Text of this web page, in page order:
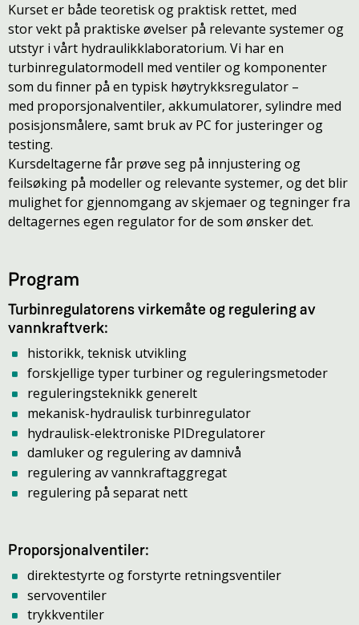
Kurset er både teoretisk og praktisk rettet, med
stor vekt på praktiske øvelser på relevante systemer og
utstyr i vårt hydraulikklaboratorium. Vi har en
turbinregulatormodell med ventiler og komponenter
som du finner på en typisk høytrykksregulator –
med proporsjonalventiler, akkumulatorer, sylindre med
posisjonsmålere, samt bruk av PC for justeringer og
testing.
Kursdeltagerne får prøve seg på innjustering og
feilsøking på modeller og relevante systemer, og det blir
mulighet for gjennomgang av skjemaer og tegninger fra
deltagernes egen regulator for de som ønsker det.
Program
Turbinregulatorens virkemåte og regulering av
vannkraftverk:
historikk, teknisk utvikling
forskjellige typer turbiner og reguleringsmetoder
reguleringsteknikk generelt
mekanisk-hydraulisk turbinregulator
hydraulisk-elektroniske PIDregulatorer
damluker og regulering av damnivå
regulering av vannkraftaggregat
regulering på separat nett
Proporsjonalventiler:
direktestyrte og forstyrte retningsventiler
servoventiler
trykkventiler